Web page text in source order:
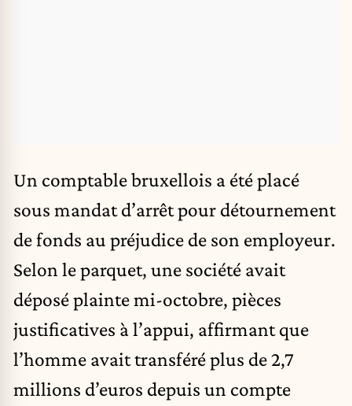
Un comptable bruxellois a été placé
sous mandat d’arrêt pour détournement
de fonds au préjudice de son employeur.
Selon le parquet, une société avait
déposé plainte mi-octobre, pièces
justificatives à l’appui, affirmant que
l’homme avait transféré plus de 2,7
millions d’euros depuis un compte